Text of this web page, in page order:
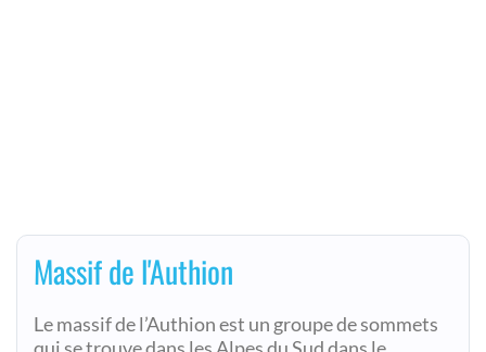
Massif de l'Authion
Le massif de l’Authion est un groupe de sommets